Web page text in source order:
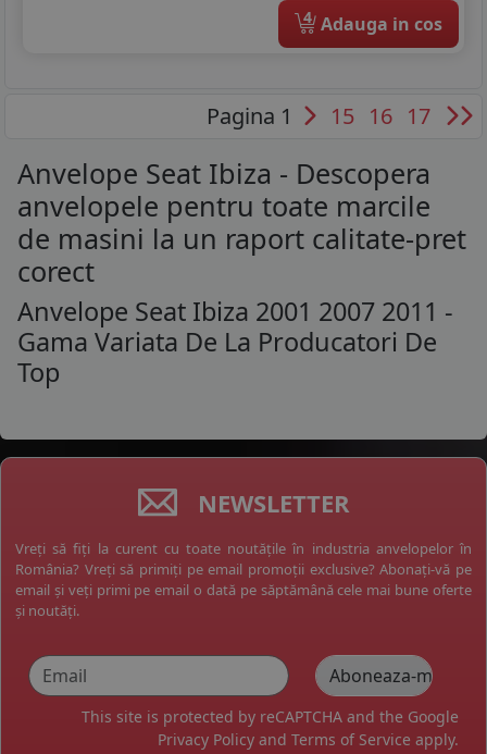
4 Adauga in cos
Pagina 1 15 16 17
Anvelope Seat Ibiza - Descopera
anvelopele pentru toate marcile
de masini la un raport calitate-pret
corect
Anvelope Seat Ibiza 2001 2007 2011 -
Gama Variata De La Producatori De
Top
NEWSLETTER
Vreți să fiți la curent cu toate noutățile în industria anvelopelor în
România? Vreți să primiți pe email promoții exclusive? Abonați-vă pe
email și veți primi pe email o dată pe săptămână cele mai bune oferte
și noutăți.
This site is protected by reCAPTCHA and the Google
Privacy Policy and Terms of Service apply.